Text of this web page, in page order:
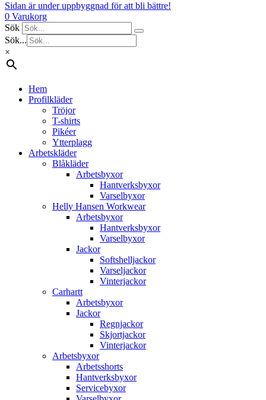
Sidan är under uppbyggnad för att bli bättre!
0 Varukorg
Sök
Sök...
×
Hem
Profilkläder
Tröjor
T-shirts
Pikéer
Ytterplagg
Arbetskläder
Blåkläder
Arbetsbyxor
Hantverksbyxor
Varselbyxor
Helly Hansen Workwear
Arbetsbyxor
Hantverksbyxor
Varselbyxor
Jackor
Softshelljackor
Varseljackor
Vinterjackor
Carhartt
Arbetsbyxor
Jackor
Regnjackor
Skjortjackor
Vinterjackor
Arbetsbyxor
Arbetsshorts
Hantverksbyxor
Servicebyxor